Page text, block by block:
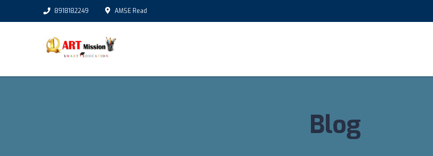
AMSE Read
8918182249
Blog